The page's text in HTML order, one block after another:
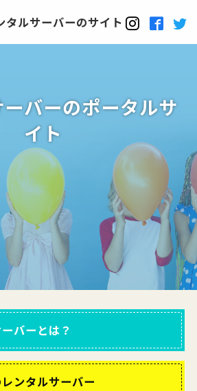
タルサーバーのサイト
バーのポータルサ
イト
バー とは？
レンタルサーバー